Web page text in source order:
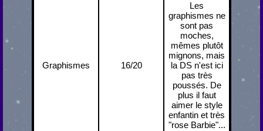
Graphismes 16/20
Les
graphismes ne
sont pas
moches,
mêmes plutôt
mignons, mais
la DS n'est ici
pas très
poussés. De
plus il faut
aimer le style
enfantin et très
"rose Barbie"...